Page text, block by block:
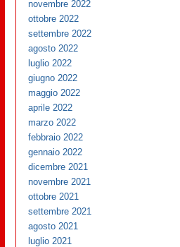
novembre 2022
ottobre 2022
settembre 2022
agosto 2022
luglio 2022
giugno 2022
maggio 2022
aprile 2022
marzo 2022
febbraio 2022
gennaio 2022
dicembre 2021
novembre 2021
ottobre 2021
settembre 2021
agosto 2021
luglio 2021